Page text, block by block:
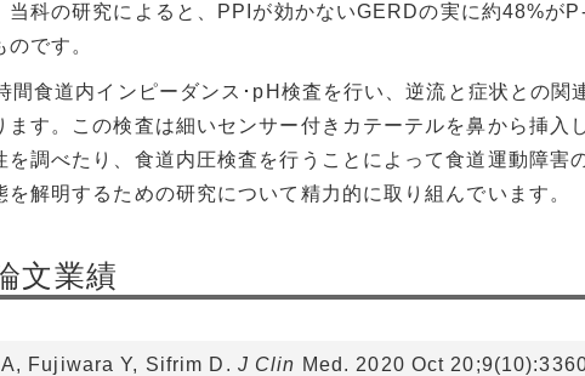
当科の研究によると、PPIが効かないGERDの実に約48%が
です。
間食道内インピーダンス･pH検査を行い、逆流と症状との
ます。この検査は細いセンサー付きカテーテルを鼻から挿
を調べたり、食道内圧検査を行うことによって食道運動障害
を解明するための研究について精力的に取り組んでいます。
文業績
Fujiwara Y, Sifrim D. J Clin Med. 2020 Oct